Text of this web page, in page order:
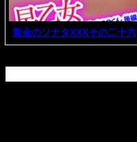
黄金のソナタXXXその二十六